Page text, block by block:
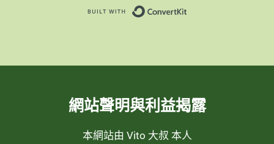
網站聲明與利益揭露
本網站由 Vito 大叔 本人